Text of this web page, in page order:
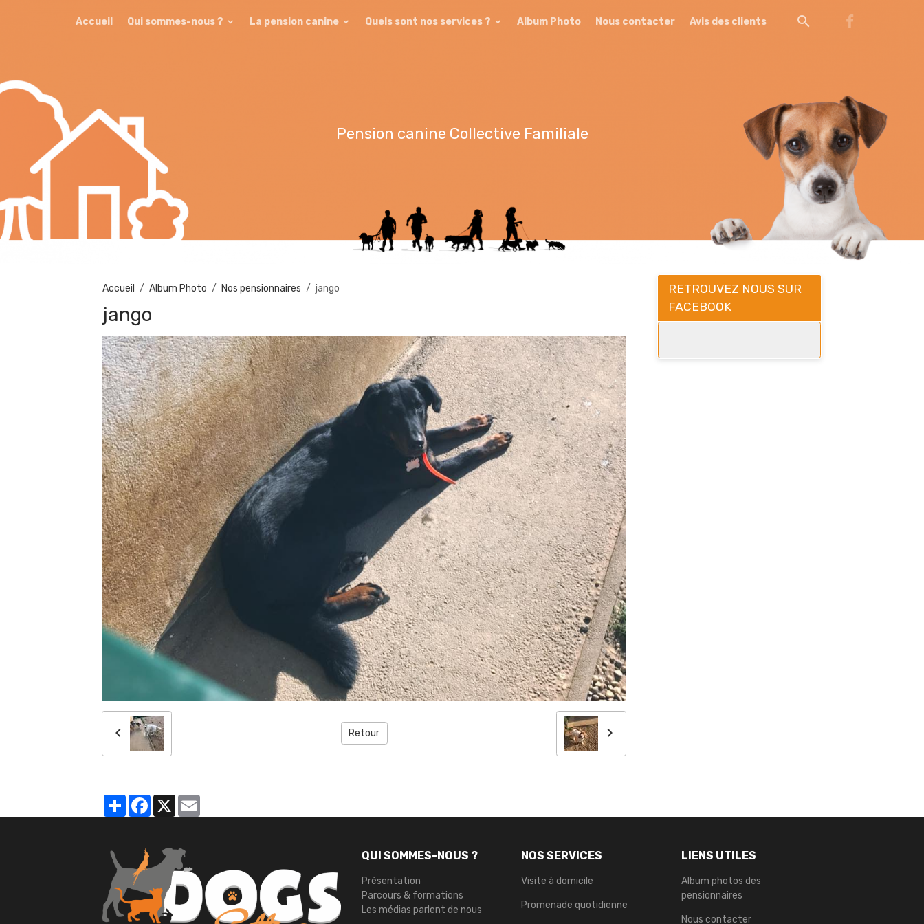
Accueil Qui sommes-nous ? La pension canine Quels sont nos services ? Album Photo Nous contacter Avis des clients
Pension canine Collective Familiale
Accueil Album Photo Nos pensionnaires jango
jango
Retour
PartagerFacebook
X
RETROUVEZ NOUS SUR
FACEBOOK
QUI SOMMES-NOUS ?
Présentation
Parcours & formations
Les médias parlent de nous
NOS SERVICES
Visite à domicile
Promenade quotidienne
LIENS UTILES
Album photos des
pensionnaires
Nous contacter